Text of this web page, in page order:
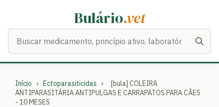
Bulário.vet
Início › Ectoparasiticidas ›
[bula] COLEIRA
ANTIPARASITÁRIA ANTIPULGAS E CARRAPATOS PARA CÃES
- 10 MESES